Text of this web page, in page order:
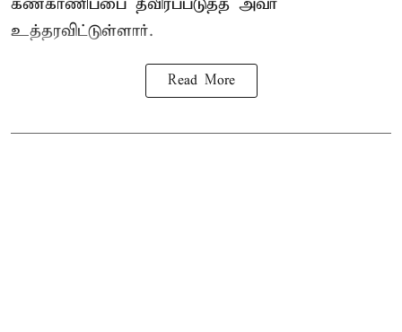
கண்காணிப்பை தீவிரப்படுத்த அவர்
உத்தரவிட்டுள்ளார்.
Read More